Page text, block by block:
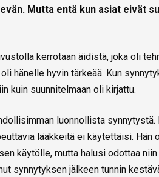
Mutta entä kun asiat eivät
kerrotaan äidistä, joka oli
hänelle hyvin tärkeää. Kun
kuin suunnitelmaan oli kirjattu.
luonnollista
lääkkeitä ei käytettäisi.
käytölle, mutta halusi odottaa
synnytyksen jälkeen tunnin